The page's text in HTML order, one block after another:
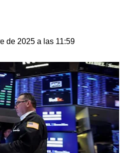
de 2025 a las 11:59